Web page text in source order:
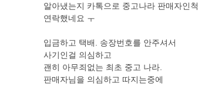
알아냈는지 카톡으로 중고나라 판매자인척
연락했네요 ㅜ
입금하고 택배. 송장번호를 안주셔서
사기인걸 의심하고
괜히 아무죄없는 최초 중고 나라.
판매자님을 의심하고 따지는중에